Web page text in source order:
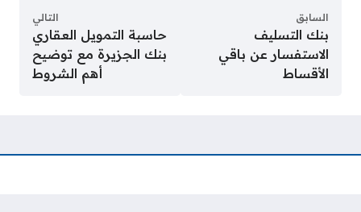
السابق
بنك التسليف
الاستفسار عن باقي
الأقساط
التالي
حاسبة التمويل العقاري
بنك الجزيرة مع توضيح
أهم الشروط